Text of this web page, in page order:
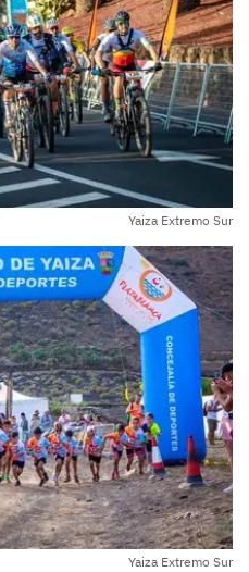
Yaiza Extremo Sur
Yaiza Extremo Sur